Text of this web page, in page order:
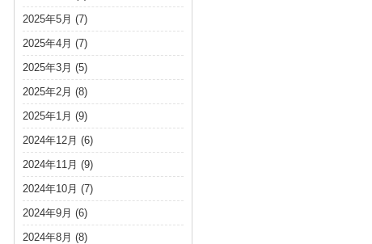
2025年5月 (7)
2025年4月 (7)
2025年3月 (5)
2025年2月 (8)
2025年1月 (9)
2024年12月 (6)
2024年11月 (9)
2024年10月 (7)
2024年9月 (6)
2024年8月 (8)